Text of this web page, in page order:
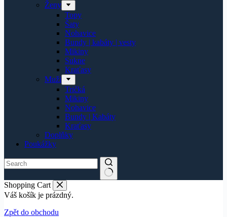
Ženy
Topy
Šaty
Nohavice
Bundy | kabáty | vesty
Mikiny
Sukne
Kraťasy
Muži
Tričká
Mikiny
Nohavice
Bundy | Kabáty
Kraťasy
Doplňky
Poukážky
Shopping Cart
Váš košík je prázdný.
Zpět do obchodu